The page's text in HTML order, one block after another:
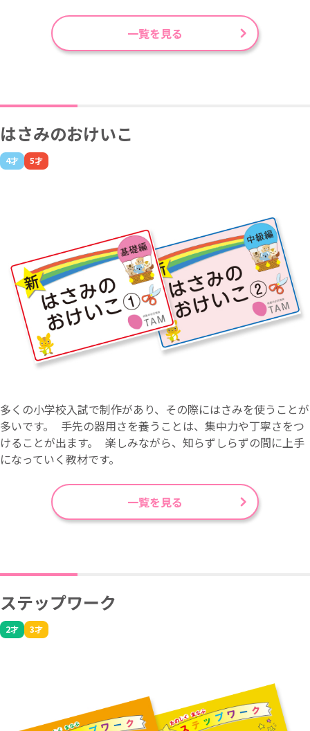
一覧を見る
はさみのおけいこ
4才 5才
多くの小学校入試で制作があり、その際にはさみを使うことが
多いです。 手先の器用さを養うことは、集中力や丁寧さをつ
けることが出ます。 楽しみながら、知らずしらずの間に上手
になっていく教材です。
一覧を見る
ステップワーク
2才 3才